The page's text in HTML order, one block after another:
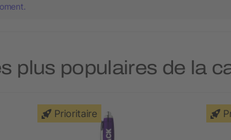
plus populaires de la
Prioritaire